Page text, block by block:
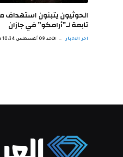
الحوثيون يتبنون استهداف
تابعة لـ”أرامكو” في جازان
اخر الاخبار الأحد 09 أغسطس 10:34 ص